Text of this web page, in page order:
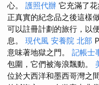
心。 護照代辦 它充滿了
正真實的紀念品之後這樣
可以註冊計劃的旅行，以
息。 現代風 安養院 北部
意味著地獄之門。 記帳士
包圍，它們被海浪飄動。
位於大西洋和墨西哥灣之